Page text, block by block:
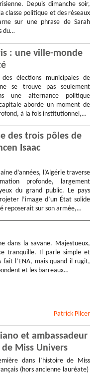
Depuis dimanche soir,
classe politique et des réseaux
sur une phrase de Sarah
du…
: une ville-monde
des élections municipales de
se trouve pas seulement
une alternance politique
aborde un moment de
à la fois institutionnel,…
des trois pôles de
Isaac
d’années, l’Algérie traverse
profonde, largement
du grand public. Le pays
l’image d’un État solide
reposerait sur son armée,…
dans la savane. Majestueux,
tranquille. Il parle simple et
fait l’ENA, mais quand il rugit,
et les barreaux…
Patrick Pilcer
et ambassadeur
Miss Univers
dans l’histoire de Miss
(hors ancienne lauréate)